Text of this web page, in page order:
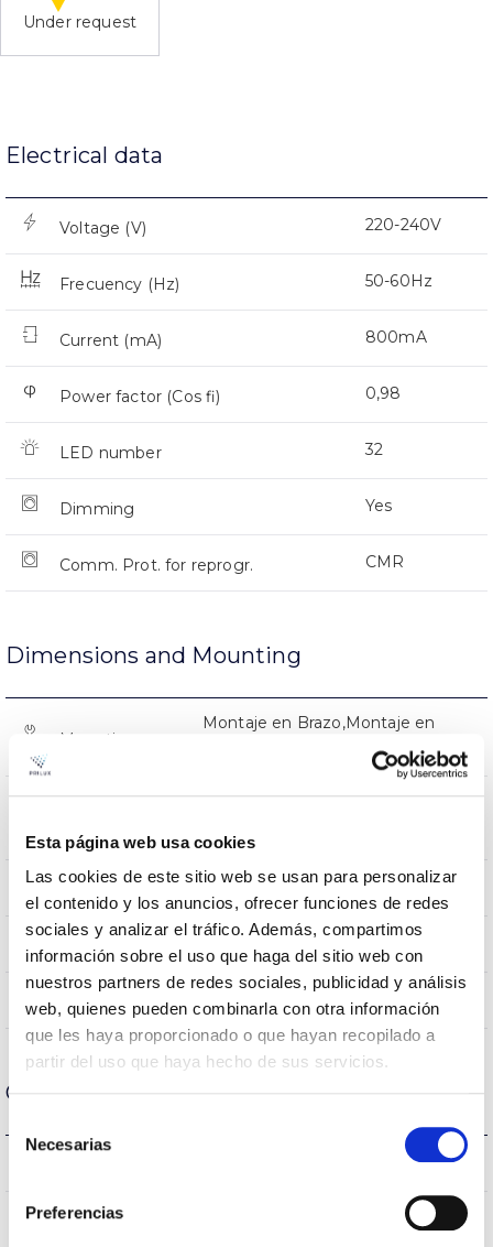
Esta página web usa cookies
Las cookies de este sitio web se usan para personalizar
el contenido y los anuncios, ofrecer funciones de redes
sociales y analizar el tráfico. Además, compartimos
información sobre el uso que haga del sitio web con
nuestros partners de redes sociales, publicidad y análisis
web, quienes pueden combinarla con otra información
que les haya proporcionado o que hayan recopilado a
partir del uso que haya hecho de sus servicios.
Necesarias
Preferencias
Under request
Electrical data
Voltage (V) 220-240V
Frecuency (Hz) 50-60Hz
Current (mA) 800mA
Power factor (Cos fi) 0,98
LED number 32
Dimming Yes
Comm. Prot. for reprogr. CMR
Dimensions and Mounting
Mounting
Montaje en Brazo,Montaje en
Resistance
10Kg
Measures
Linkable
Optical data
3.000K
CRI Colour rendering index